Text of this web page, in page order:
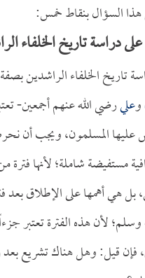
السؤال بنقاط خمس:
دراسة تاريخ الخلفاء
تاريخ الخلفاء الراشدين
وعليرضي الله عنهم أجمعين-
عليها المسلمون، ويجب أن
مستفيضة شاملة؛ لأنها فترة
بل هي أهمها على الإطلاق
وسلم؛ لأن هذه الفترة تعتبر
فإن قيل: وهل هناك تشريع